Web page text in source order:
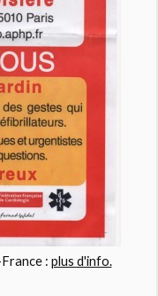
: plus d'info.